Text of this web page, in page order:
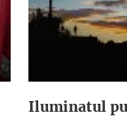
Iluminatul